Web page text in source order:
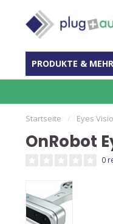
PRODUKTE & MEHR
Shop für Automation
Startseite / Eyes
OnRobot
0